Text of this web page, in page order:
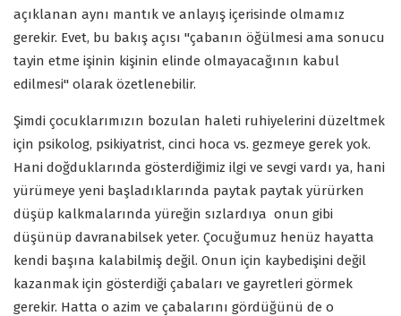
açıklanan aynı mantık ve anlayış içerisinde olmamız
gerekir. Evet, bu bakış açısı "çabanın öğülmesi ama sonucu
tayin etme işinin kişinin elinde olmayacağının kabul
edilmesi" olarak özetlenebilir.
Şimdi çocuklarımızın bozulan haleti ruhiyelerini düzeltmek
için psikolog, psikiyatrist, cinci hoca vs. gezmeye gerek yok.
Hani doğduklarında gösterdiğimiz ilgi ve sevgi vardı ya, hani
yürümeye yeni başladıklarında paytak paytak yürürken
düşüp kalkmalarında yüreğin sızlardıya onun gibi
düşünüp davranabilsek yeter. Çocuğumuz henüz hayatta
kendi başına kalabilmiş değil. Onun için kaybedişini değil
kazanmak için gösterdiği çabaları ve gayretleri görmek
gerekir. Hatta o azim ve çabalarını gördüğünü de o